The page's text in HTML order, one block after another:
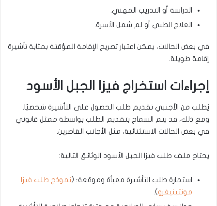
الدراسة أو التدريب المهني.
العلاج الطبي أو لم شمل الأسرة.
في بعض الحالات، يمكن اعتبار تصريح الإقامة المؤقتة بمثابة تأشيرة
إقامة طويلة.
إجراءات استخراج فيزا الجبل الأسود
يُطلب من الأجنبي تقديم طلب الحصول على التأشيرة شخصيًا.
ومع ذلك، قد يتم السماح بتقديم الطلب بواسطة ممثل قانوني
في بعض الحالات الاستثنائية، مثل الأجانب القاصرين.
يحتاج ملف طلب فيزا الجبل الأسود الوثائق التالية:
استمارة طلب التأشيرة معبأة وموقعة؛ (نموذج طلب فيزا
مونتينيغرو).